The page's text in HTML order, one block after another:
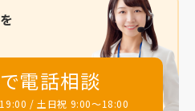
電話相談
/ 土日祝 9:00～18:00